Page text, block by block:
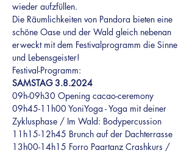
wieder aufzfüllen.
Die Räumlichkeiten von Pandora bieten eine
schöne Oase und der Wald gleich nebenan
erweckt mit dem Festivalprogramm die Sinne
und Lebensgeister!
Festival-Programm:
SAMSTAG 3.8.2024
09h-09h30 Opening cacao-ceremony
09h45-11h00 YoniYoga - Yoga mit deiner
Zyklusphase / Im Wald: Bodypercussion
11h15-12h45 Brunch auf der Dachterrasse
13h00-14h15 Forro Paartanz Crashkurs /